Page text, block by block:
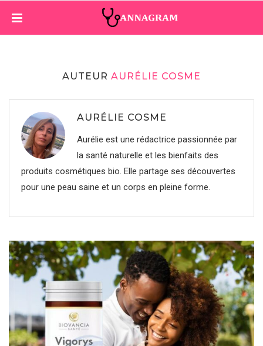
AUTEUR AURÉLIE COSME
AURÉLIE COSME
Aurélie est une rédactrice passionnée par
la santé naturelle et les bienfaits des
produits cosmétiques bio. Elle partage ses découvertes
pour une peau saine et un corps en pleine forme.